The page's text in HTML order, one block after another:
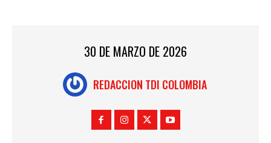
30 DE MARZO DE 2026
REDACCION TDI COLOMBIA